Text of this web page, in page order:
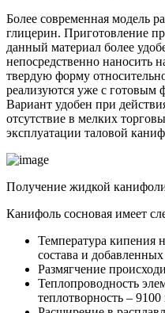
Более современная модель
глицерин. Приготовление
данный материал более
непосредственно наносить
твердую форму
реализуются уже с готовым
Вариант удобен при
отсутствие в мелких
эксплуатации таловой
Получение жидкой
Канифоль сосновая имеет
Температура кипения
состава и
Размягчение
Теплопроводность
теплотворность – 9100